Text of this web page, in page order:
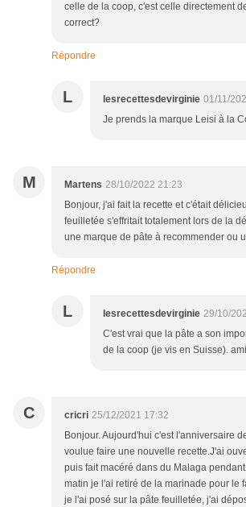
celle de la coop, c'est celle directement
correct?
Répondre
L lesrecettesdevirginie 01/11/
Je prends la marque Leisi à la
M Martens 28/10/2022 21:23
Bonjour, j'ai fait la recette et c'était
feuilletée s'effritait totalement lors de la
une marque de pâte à recommender ou
Répondre
L lesrecettesdevirginie 29/10/
C'est vrai que la pâte a son
de la coop (je vis en Suisse).
C cricri 25/12/2021 17:32
Bonjour. Aujourd'hui c'est l'anniversaire
voulue faire une nouvelle recette.J'ai
puis fait macéré dans du Malaga
matin je l'ai retiré de la marinade pour le
je l'ai posé sur la pâte feuilletée, j'ai